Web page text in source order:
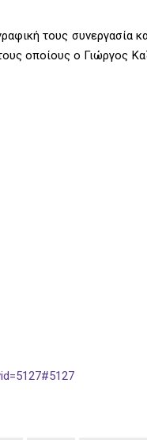
τους συνεργασία
οποίους ο Γιώργος